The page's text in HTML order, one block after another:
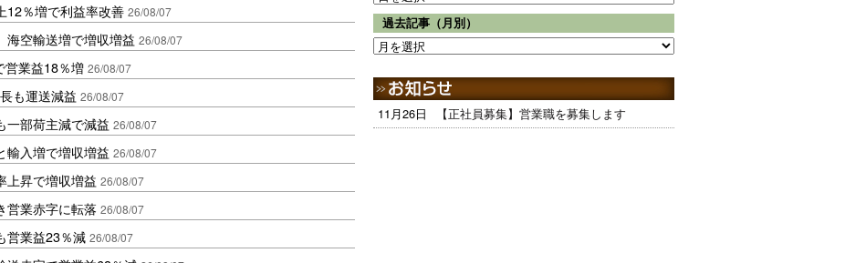
12％増で利益率改善 26/08/07
海空輸送増で増収増益 26/08/07
営業益18％増 26/08/07
も運送減益 26/08/07
一部荷主減で減益 26/08/07
輸入増で増収増益 26/08/07
上昇で増収増益 26/08/07
営業赤字に転落 26/08/07
営業益23％減 26/08/07
過去記事（月別）
11月26日 【正社員募集】営業職を募集します